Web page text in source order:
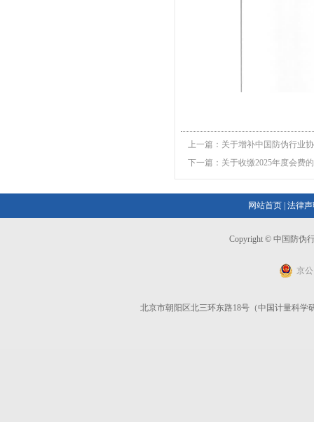
上一篇： 关于增补中国防伪行业
下一篇： 关于收缴2025年度会费
网站首页 法律
Copyright © 中国防伪
京公
北京市朝阳区北三环东路18号（中国计量科